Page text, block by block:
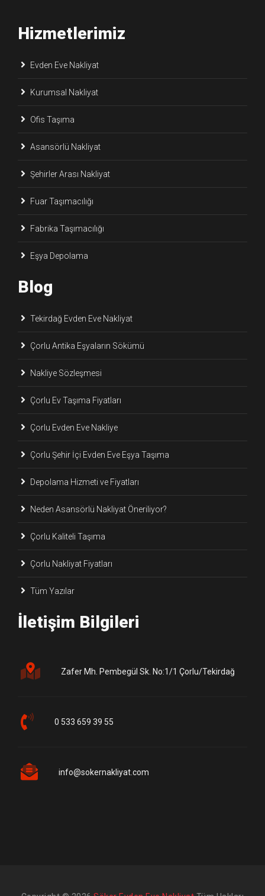
Hizmetlerimiz
Evden Eve Nakliyat
Kurumsal Nakliyat
Ofis Taşıma
Asansörlü Nakliyat
Şehirler Arası Nakliyat
Fuar Taşımacılığı
Fabrika Taşımacılığı
Eşya Depolama
Blog
Tekirdağ Evden Eve Nakliyat
Çorlu Antika Eşyaların Sökümü
Nakliye Sözleşmesi
Çorlu Ev Taşıma Fiyatları
Çorlu Evden Eve Nakliye
Çorlu Şehir İçi Evden Eve Eşya Taşıma
Depolama Hizmeti ve Fiyatları
Neden Asansörlü Nakliyat Öneriliyor?
Çorlu Kaliteli Taşıma
Çorlu Nakliyat Fiyatları
Tüm Yazılar
İletişim Bilgileri
Zafer Mh. Pembegül Sk. No:1/1 Çorlu/Tekirdağ
0 533 659 39 55
info@sokernakliyat.com